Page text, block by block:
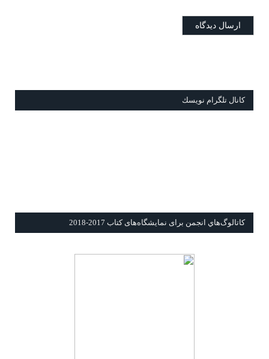
كانال تلگرام نويسك
كاتالوگ‌هاي انجمن برای نمايشگاه‌های كتاب 2017-2018